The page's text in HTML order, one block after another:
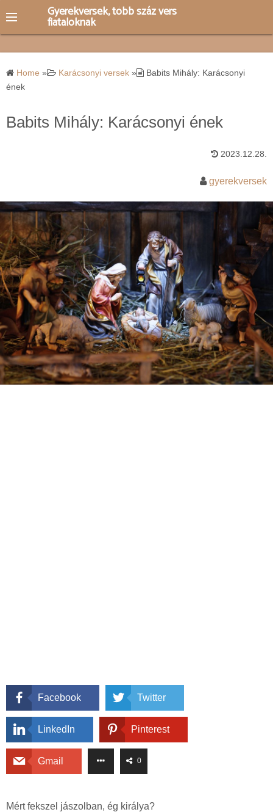
i
p
Gyerekversek, több száz vers
fiataloknak
Home » Karácsonyi versek »
Babits Mihály: Karácsonyi
ének
Babits Mihály: Karácsonyi ének
2023.12.28.
gyerekversek
Facebook Twitter
LinkedIn Pinterest
Gmail 0
Mért fekszel jászolban, ég királya?